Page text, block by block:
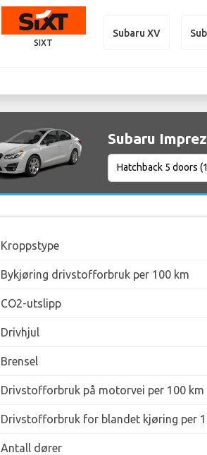
SIXT
Subaru XV
Subaru
Kroppstype
Bykjøring drivstofforbruk per 100 km
CO2-utslipp
Drivhjul
Brensel
Drivstofforbruk på motorvei per 100 km
Drivstofforbruk for blandet kjøring per
Antall dører